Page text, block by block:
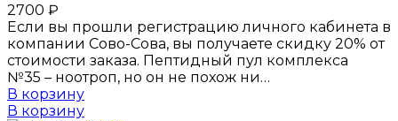
2700 ₽
Если вы прошли регистрацию личного кабинета в
компании Сово-Сова, вы получаете скидку 20% от
стоимости заказа. Пептидный пул комплекса
№35 – ноотроп, но он не похож ни…
В корзину
В корзину